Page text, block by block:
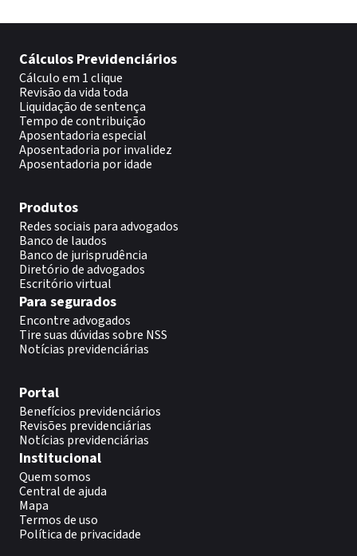
Cálculos Previdenciários
Cálculo em 1 clique
Revisão da vida toda
Liquidação de sentença
Tempo de contribuição
Aposentadoria especial
Aposentadoria por invalidez
Aposentadoria por idade
Produtos
Redes sociais para advogados
Banco de laudos
Banco de jurisprudência
Diretório de advogados
Escritório virtual
Para segurados
Encontre advogados
Tire suas dúvidas sobre NSS
Notícias previdenciárias
Portal
Benefícios previdenciários
Revisões previdenciárias
Notícias previdenciárias
Institucional
Quem somos
Central de ajuda
Mapa
Termos de uso
Política de privacidade